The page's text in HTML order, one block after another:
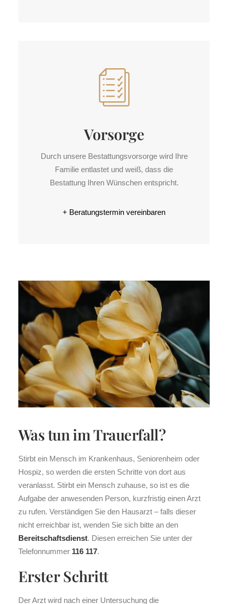
Vorsorge
Durch unsere Bestattungs­vorsorge wird Ihre
Familie entlastet und weiß, dass die
Bestattung Ihren Wünschen entspricht.
+ Beratungstermin vereinbaren
Was tun im Trauerfall?
Stirbt ein Mensch im Krankenhaus, Seniorenheim oder
Hospiz, so werden die ersten Schritte von dort aus
veranlasst. Stirbt ein Mensch zuhause, so ist es die
Aufgabe der anwesenden Person, kurzfristig einen Arzt
zu rufen. Verständigen Sie den Hausarzt – falls dieser
nicht erreichbar ist, wenden Sie sich bitte an den
Bereitschaftsdienst. Diesen erreichen Sie unter der
Telefonnummer 116 117.
Erster Schritt
Der Arzt wird nach einer Untersuchung die